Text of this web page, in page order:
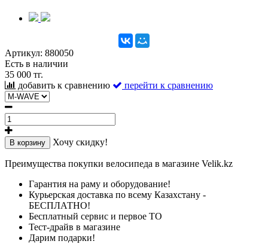
Артикул: 880050
Есть в наличии
35 000 тг.
добавить к сравнению
перейти к сравнению
В корзину Хочу скидку!
Преимущества покупки велосипеда в магазине Velik.kz
Гарантия на раму и оборудование!
Курьерская доставка по всему Казахстану -
БЕСПЛАТНО!
Бесплатный сервис и первое ТО
Тест-драйв в магазине
Дарим подарки!